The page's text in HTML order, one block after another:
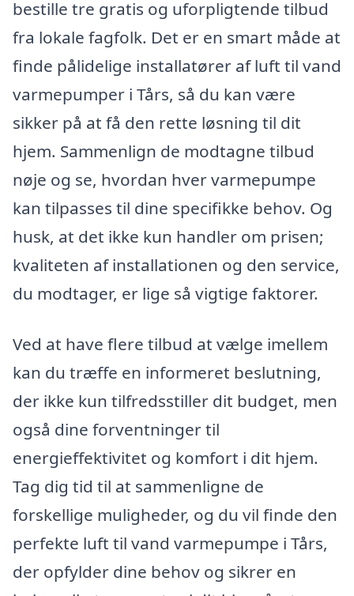
bestille tre gratis og uforpligtende tilbud
fra lokale fagfolk. Det er en smart måde at
finde pålidelige installatører af luft til vand
varmepumper i Tårs, så du kan være
sikker på at få den rette løsning til dit
hjem. Sammenlign de modtagne tilbud
nøje og se, hvordan hver varmepumpe
kan tilpasses til dine specifikke behov. Og
husk, at det ikke kun handler om prisen;
kvaliteten af installationen og den service,
du modtager, er lige så vigtige faktorer.
Ved at have flere tilbud at vælge imellem
kan du træffe en informeret beslutning,
der ikke kun tilfredsstiller dit budget, men
også dine forventninger til
energieffektivitet og komfort i dit hjem.
Tag dig tid til at sammenligne de
forskellige muligheder, og du vil finde den
perfekte luft til vand varmepumpe i Tårs,
der opfylder dine behov og sikrer en